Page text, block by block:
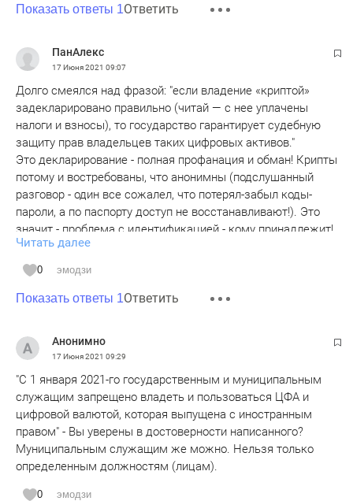
Показать ответы 1Ответить
ПанАлекс
17 Июня 2021 09:07
Долго смеялся над фразой: "если владение «криптой»
задекларировано правильно (читай — с нее уплачены
налоги и взносы), то государство гарантирует судебную
защиту прав владельцев таких цифровых активов."
Это декларирование - полная профанация и обман! Крипты
потому и востребованы, что анонимны (подслушанный
разговор - один все сожалел, что потерял-забыл коды-
пароли, а по паспорту доступ не восстанавливают!). Это
значит - проблема с идентификацией - кому принадлежит!
Нет никаких законных оснований признать крипту
собственностью чиновника или депутата или членов его
семьи, которую он обязан декларировать!
То есть придумают незаконное обоснование, как
такие возможности "подкинуть" неугодному или
конкуренту!
Читать далее
0 эмодзи
Показать ответы 1Ответить
Анонимно
17 Июня 2021 09:29
"С 1 января 2021-го государственным и муниципальным
служащим запрещено владеть и пользоваться ЦФА и
цифровой валютой, которая выпущена с иностранным
правом" - Вы уверены в достоверности написанного?
Муниципальным служащим же можно. Нельзя только
определенным должностям (лицам).
0 эмодзи